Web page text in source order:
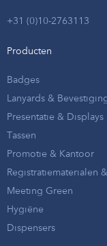
+31 (0)10-2763113
Producten
Badges
Lanyards &
Presentatie & Displays
Tassen
Promotie & Kantoor
Registratiematerialen
Meeting Green
Hygiëne
Dispensers